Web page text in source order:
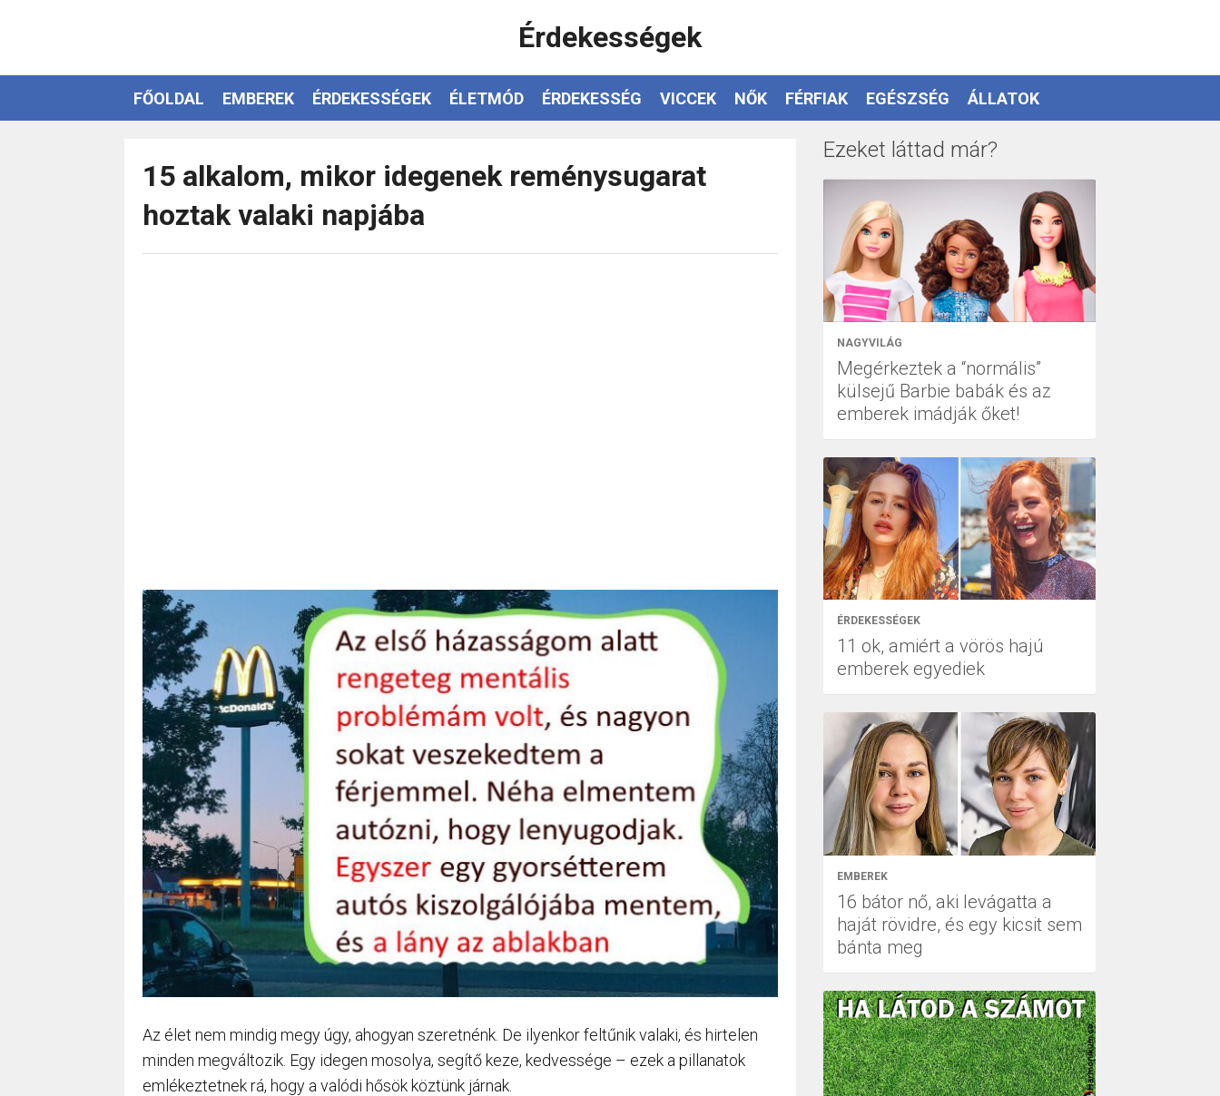
Érdekességek
FŐOLDAL EMBEREK ÉRDEKESSÉGEK ÉLETMÓD ÉRDEKESSÉG VICCEK NŐK FÉRFIAK EGÉSZSÉG ÁLLATOK
15 alkalom, mikor idegenek reménysugarat
hoztak valaki napjába
Az élet nem mindig megy úgy, ahogyan szeretnénk. De ilyenkor feltűnik valaki, és hirtelen
minden megváltozik. Egy idegen mosolya, segítő keze, kedvessége – ezek a pillanatok
emlékeztetnek rá, hogy a valódi hősök köztünk járnak.
Ezeket láttad már?
NAGYVILÁG
Megérkeztek a “normális”
külsejű Barbie babák és az
emberek imádják őket!
ÉRDEKESSÉGEK
11 ok, amiért a vörös hajú
emberek egyediek
EMBEREK
16 bátor nő, aki levágatta a
haját rövidre, és egy kicsit sem
bánta meg